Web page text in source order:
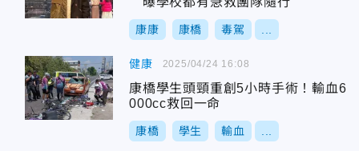
康康 康橋 毒駕
健康
康橋學生頭頸重創5小時手術！輸血6
000cc救回一命
康橋 學生 輸血
2025/04/24 16:08